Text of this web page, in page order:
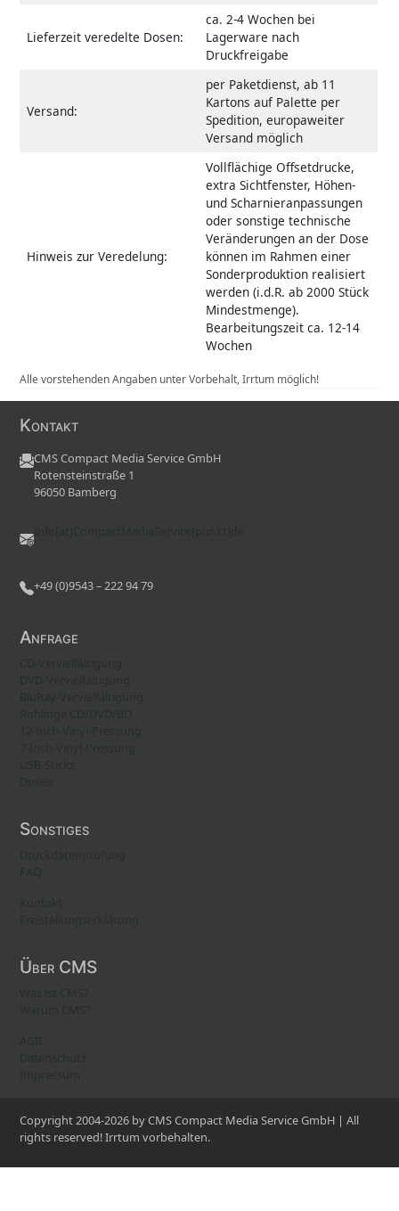
Lieferzeit veredelte Dosen:
ca. 2-4 Wochen bei
Lagerware nach
Druckfreigabe
Versand:
per Paketdienst, ab 11
Kartons auf Palette per
Spedition, europaweiter
Versand möglich
Hinweis zur Veredelung:
Vollflächige Offsetdrucke,
extra Sichtfenster, Höhen-
und Scharnieranpassungen
oder sonstige technische
Veränderungen an der Dose
können im Rahmen einer
Sonderproduktion realisiert
werden (i.d.R. ab 2000 Stück
Mindestmenge).
Bearbeitungszeit ca. 12-14
Wochen
Alle vorstehenden Angaben unter Vorbehalt, Irrtum möglich!
Kontakt
CMS Compact Media Service GmbH
Rotensteinstraße 1
96050 Bamberg
+49 (0)9543 – 222 94 79
Anfrage
Sonstiges
Über CMS
Copyright 2004-2026 by CMS Compact Media Service GmbH | All
rights reserved! Irrtum vorbehalten.